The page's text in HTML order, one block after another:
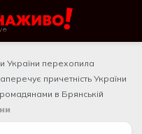
України перехопила
причетність України
в Брянській